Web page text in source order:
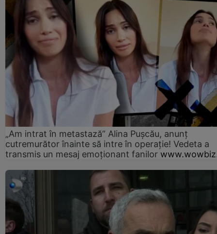
„Am intrat în metastază” Alina Pușcău, anunț
cutremurător înainte să intre în operație! Vedeta a
transmis un mesaj emoționant fanilor